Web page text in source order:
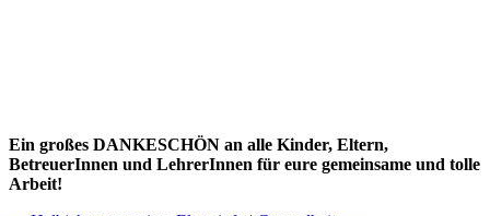
Ein großes DANKESCHÖN an alle Kinder, Eltern,
BetreuerInnen und LehrerInnen für eure gemeinsame und tolle
Arbeit!